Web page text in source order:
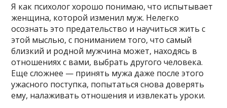
Я как психолог хорошо понимаю, что испытывает
женщина, которой изменил муж. Нелегко
осознать это предательство и научиться жить с
этой мыслью, с пониманием того, что самый
близкий и родной мужчина может, находясь в
отношениях с вами, выбрать другого человека.
Еще сложнее — принять мужа даже после этого
ужасного поступка, попытаться снова доверять
ему, налаживать отношения и извлекать уроки.